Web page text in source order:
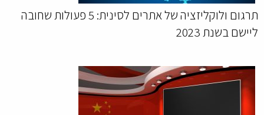
תרגום ולוקליזציה של אתרים לסינית: 5 פעולות שחובה
ליישם בשנת 2023